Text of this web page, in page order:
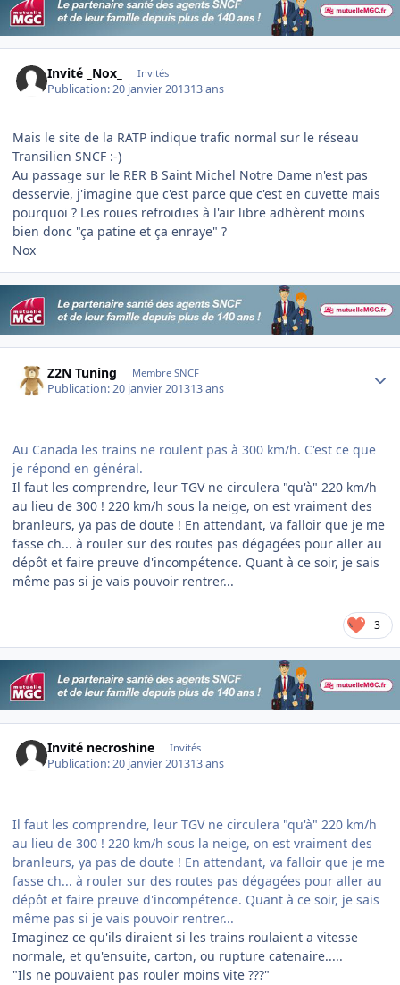
Invité _Nox_ Invités
Publication:20 janvier 201313 ans
Mais le site de la RATP indique trafic normal sur le réseau
Transilien SNCF :-)
Au passage sur le RER B Saint Michel Notre Dame n'est pas
desservie, j'imagine que c'est parce que c'est en cuvette mais
pourquoi ? Les roues refroidies à l'air libre adhèrent moins
bien donc "ça patine et ça enraye" ?
Nox
Z2N Tuning Membre SNCF
Publication:20 janvier 201313 ans
Au Canada les trains ne roulent pas à 300 km/h. C'est ce que
je répond en général.
Il faut les comprendre, leur TGV ne circulera "qu'à" 220 km/h
au lieu de 300 ! 220 km/h sous la neige, on est vraiment des
branleurs, ya pas de doute ! En attendant, va falloir que je me
fasse ch... à rouler sur des routes pas dégagées pour aller au
dépôt et faire preuve d'incompétence. Quant à ce soir, je sais
même pas si je vais pouvoir rentrer...
3
Invité necroshine Invités
Publication:20 janvier 201313 ans
Il faut les comprendre, leur TGV ne circulera "qu'à" 220 km/h
au lieu de 300 ! 220 km/h sous la neige, on est vraiment des
branleurs, ya pas de doute ! En attendant, va falloir que je me
fasse ch... à rouler sur des routes pas dégagées pour aller au
dépôt et faire preuve d'incompétence. Quant à ce soir, je sais
même pas si je vais pouvoir rentrer...
Imaginez ce qu'ils diraient si les trains roulaient a vitesse
normale, et qu'ensuite, carton, ou rupture catenaire.....
"Ils ne pouvaient pas rouler moins vite ???"